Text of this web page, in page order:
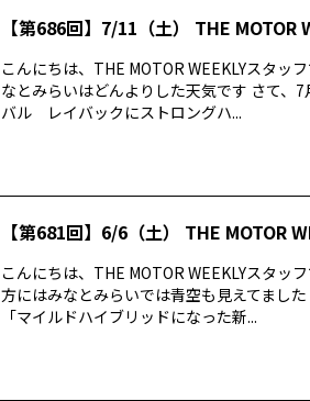
【第686回】7/11（土） THE MOTOR
こんにちは、THE MOTOR WEEKLYスタッ
なとみらいはどんよりした天気です さて、
バル レイバックにストロングハ...
【第681回】6/6（土） THE MOTOR
こんにちは、THE MOTOR WEEKLYスタッ
方にはみなとみらいでは青空も見えてまし
「マイルドハイブリッドになった新...